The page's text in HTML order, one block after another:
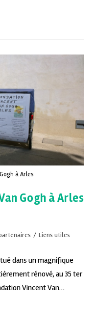
à Arles
Gogh à Arles
/ Liens utiles
dans un magnifique
rénové, au 35 ter
Vincent Van…